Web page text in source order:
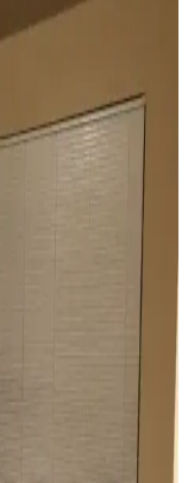
Estetik Perde
kullanımı, rulo stor
seçenekleri manzara
planlaması ile